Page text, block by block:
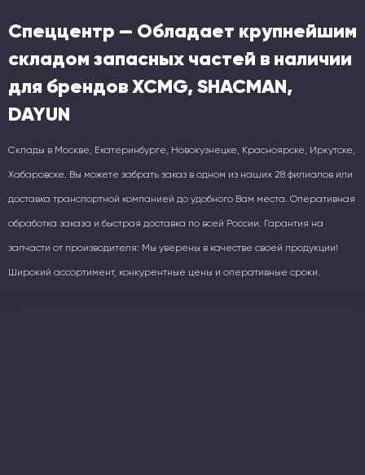
Спеццентр — Обладает крупнейшим
складом запасных частей в наличии
для брендов XCMG, SHACMAN,
DAYUN
Склады в Москве, Екатеринбурге, Новокузнецке, Красноярске, Иркутске,
Хабаровске. Вы можете забрать заказ в одном из наших 28 филиалов или
доставка транспортной компанией до удобного Вам места. Оперативная
обработка заказа и быстрая доставка по всей России. Гарантия на
запчасти от производителя: Мы уверены в качестве своей продукции!
Широкий ассортимент, конкурентные цены и оперативные сроки.